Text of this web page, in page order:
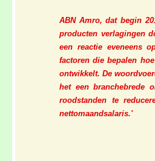
ABN Amro, dat begin
producten verlagingen
een reactie eveneens
factoren die bepalen
ontwikkelt. De
het een branchebrede
roodstanden te
nettomaandsalaris.'